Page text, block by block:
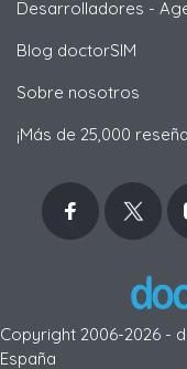
Desarrolladores -
Blog doctorSIM
Sobre nosotros
¡Más de 25,000
Copyright 2006-2026 -
España